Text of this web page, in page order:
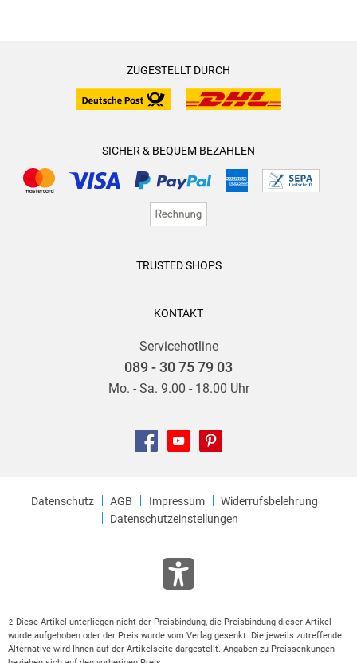
ZUGESTELLT DURCH
SICHER & BEQUEM BEZAHLEN
TRUSTED SHOPS
KONTAKT
Servicehotline
089 - 30 75 79 03
Mo. - Sa. 9.00 - 18.00 Uhr
Datenschutz AGB Impressum
Widerrufsbelehrung
Datenschutzeinstellungen
2
Diese Artikel unterliegen nicht der Preisbindung, die Preisbindung dieser Artikel
wurde aufgehoben oder der Preis wurde vom Verlag gesenkt. Die jeweils zutreffende
Alternative wird Ihnen auf der Artikelseite dargestellt. Angaben zu Preissenkungen